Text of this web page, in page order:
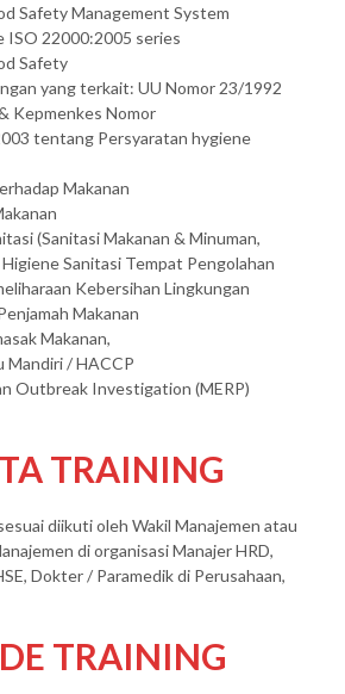
Safety Management System
22000:2005 series
Safety
yang terkait: UU Nomor 23/1992
Kepmenkes Nomor
tentang Persyaratan hygiene
Makanan
(Sanitasi Makanan & Minuman,
Sanitasi Tempat Pengolahan
Kebersihan Lingkungan
Makanan
Makanan,
Mandiri / HACCP
Outbreak Investigation (MERP)
TRAINING
diikuti oleh Wakil Manajemen atau
di organisasi Manajer HRD,
Dokter / Paramedik di Perusahaan,
TRAINING